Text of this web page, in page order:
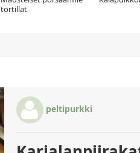
tortillat
peltipurkki